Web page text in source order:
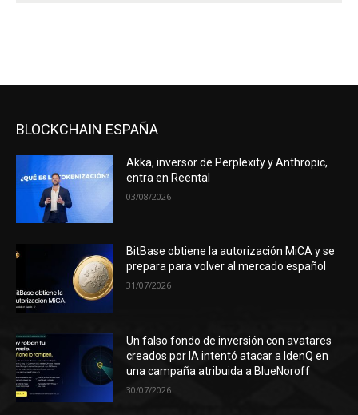
BLOCKCHAIN ESPAÑA
Akka, inversor de Perplexity y Anthropic,
entra en Reental
03/08/2026
BitBase obtiene la autorización MiCA y se
prepara para volver al mercado español
31/07/2026
Un falso fondo de inversión con avatares
creados por IA intentó atacar a IdenQ en
una campaña atribuida a BlueNoroff
30/07/2026